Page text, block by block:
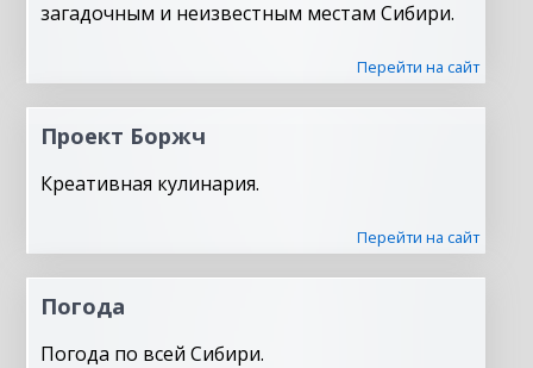
загадочным и неизвестным местам Сибири.
Перейти на сайт
Проект Боржч
Креативная кулинария.
Перейти на сайт
Погода
Погода по всей Сибири.